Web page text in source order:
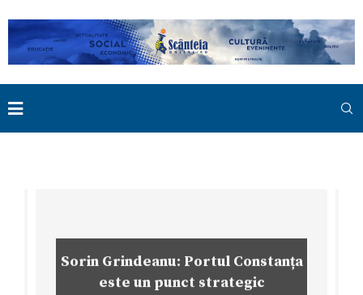
Sorin Grindeanu: Portul Constanța
este un punct strategic